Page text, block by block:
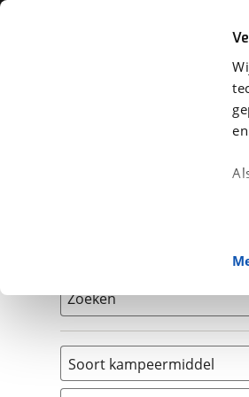
We hebben 1
Zoeken
Soort kampeermiddel
Camper (1)